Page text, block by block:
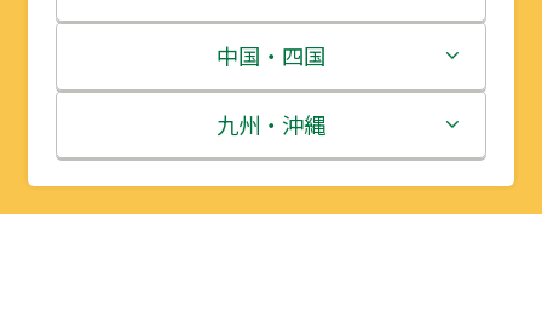
宮城県
秋田県
山形県
群馬県
埼玉県
千葉県
富山県
石川県
福井県
三重県
滋賀県
京都府
中国・四国
鳥取県
島根県
九州・沖縄
福岡県